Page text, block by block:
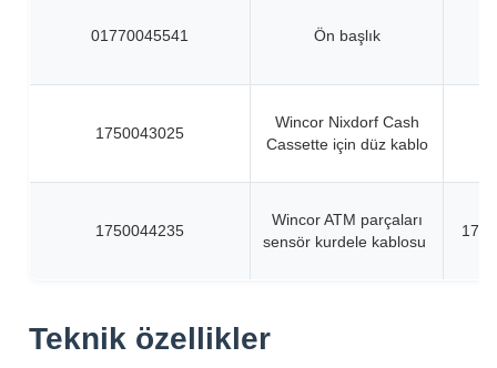
01770045541 Ön başlık
1750043025
Wincor Nixdorf Cash
Cassette için düz kablo
1750044235
Wincor ATM parçaları
sensör kurdele kablosu
Teknik özellikler